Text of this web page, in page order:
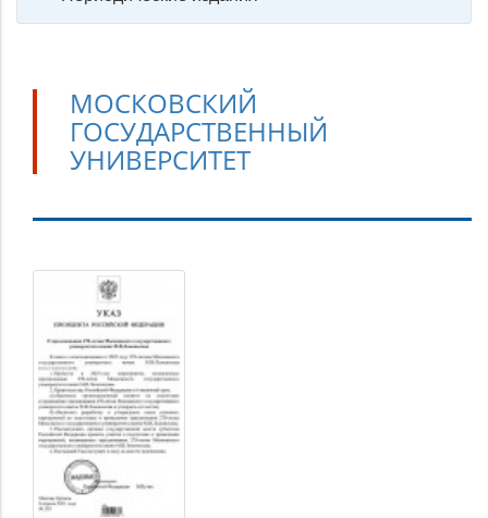
МОСКОВСКИЙ
ГОСУДАРСТВЕННЫЙ
УНИВЕРСИТЕТ
Московский
государственный
университет